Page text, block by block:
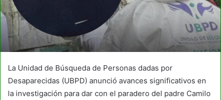
La Unidad de Búsqueda de Personas dadas por
Desaparecidas (UBPD) anunció avances significativos en
la investigación para dar con el paradero del padre Camilo